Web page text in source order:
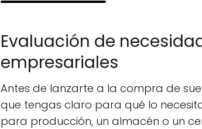
Evaluación de
empresariales
Antes de lanzarte a la compra de
que tengas claro para qué lo
para producción, un almacén o un